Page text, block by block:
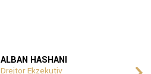
ALBAN HASHANI
Drejtor Ekzekutiv